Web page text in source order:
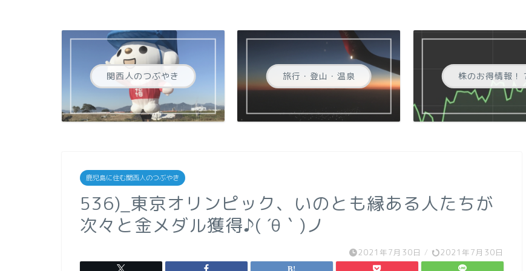
関西人のつぶやき 旅行・登山・温泉 株のお得情報！
鹿児島に住む関西人のつぶやき
536)_東京オリンピック、いのとも縁ある人たちが
次々と金メダル獲得♪( ´θ｀)ノ
2021年7月30日 / 2021年7月30日